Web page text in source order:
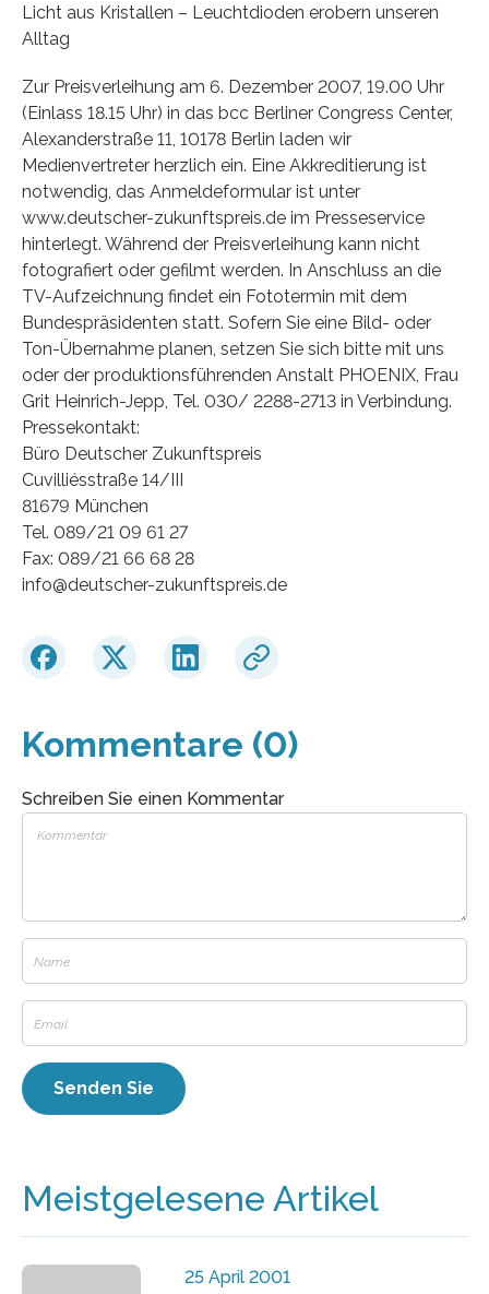
Licht aus Kristallen – Leuchtdioden erobern unseren
Alltag
Zur Preisverleihung am 6. Dezember 2007, 19.00 Uhr
(Einlass 18.15 Uhr) in das bcc Berliner Congress Center,
Alexanderstraße 11, 10178 Berlin laden wir
Medienvertreter herzlich ein. Eine Akkreditierung ist
notwendig, das Anmeldeformular ist unter
www.deutscher-zukunftspreis.de im Presseservice
hinterlegt. Während der Preisverleihung kann nicht
fotografiert oder gefilmt werden. In Anschluss an die
TV-Aufzeichnung findet ein Fototermin mit dem
Bundespräsidenten statt. Sofern Sie eine Bild- oder
Ton-Übernahme planen, setzen Sie sich bitte mit uns
oder der produktionsführenden Anstalt PHOENIX, Frau
Grit Heinrich-Jepp, Tel. 030/ 2288-2713 in Verbindung.
Pressekontakt:
Büro Deutscher Zukunftspreis
Cuvilliésstraße 14/III
81679 München
Tel. 089/21 09 61 27
Fax: 089/21 66 68 28
info@deutscher-zukunftspreis.de
Kommentare (0)
Schreiben Sie einen Kommentar
Meistgelesene Artikel
25 April 2001